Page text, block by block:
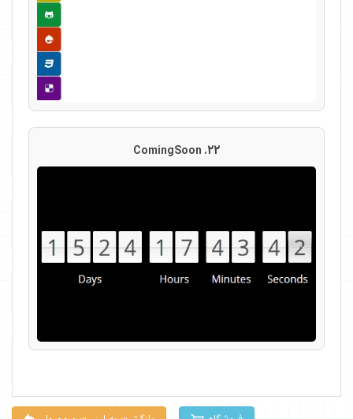
22. ComingSoon